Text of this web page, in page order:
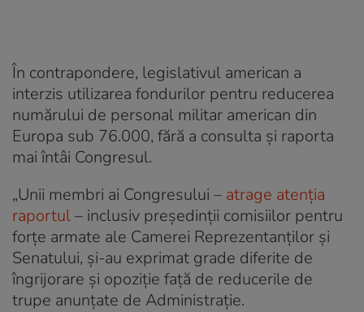
În contrapondere, legislativul american a
interzis utilizarea fondurilor pentru reducerea
numărului de personal militar american din
Europa sub 76.000, fără a consulta și raporta
mai întâi Congresul.
„Unii membri ai Congresului – atrage atenția
raportul– inclusiv președinții comisiilor pentru
forțe armate ale Camerei Reprezentanților și
Senatului, și-au exprimat grade diferite de
îngrijorare și opoziție față de reducerile de
trupe anunțate de Administrație.